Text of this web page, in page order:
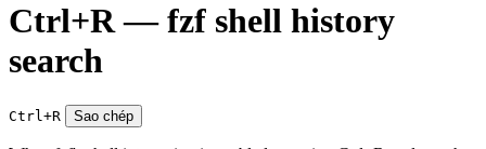
Ctrl+R — fzf shell history
search
Ctrl+R Sao chép